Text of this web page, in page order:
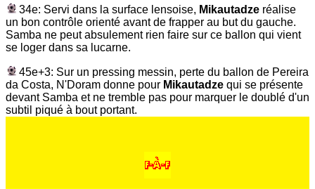
34e: Servi dans la surface lensoise, Mikautadze réalise
un bon contrôle orienté avant de frapper au but du gauche.
Samba ne peut absulement rien faire sur ce ballon qui vient
se loger dans sa lucarne.
45e+3: Sur un pressing messin, perte du ballon de Pereira
da Costa, N'Doram donne pour Mikautadze qui se présente
devant Samba et ne tremble pas pour marquer le doublé d'un
subtil piqué à bout portant.